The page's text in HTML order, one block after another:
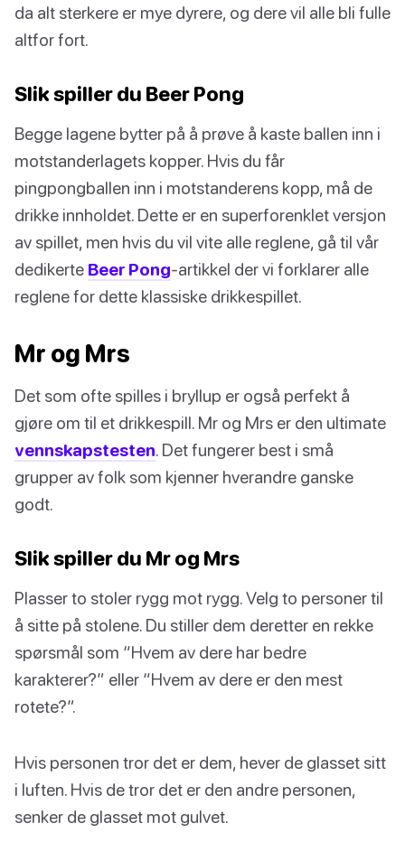
da alt sterkere er mye dyrere, og dere vil alle bli fulle
altfor fort.
Slik spiller du Beer Pong
Begge lagene bytter på å prøve å kaste ballen inn i
motstanderlagets kopper. Hvis du får
pingpongballen inn i motstanderens kopp, må de
drikke innholdet. Dette er en superforenklet versjon
av spillet, men hvis du vil vite alle reglene, gå til vår
dedikerte Beer Pong-artikkel der vi forklarer alle
reglene for dette klassiske drikkespillet.
Mr og Mrs
Det som ofte spilles i bryllup er også perfekt å
gjøre om til et drikkespill. Mr og Mrs er den ultimate
vennskapstesten. Det fungerer best i små
grupper av folk som kjenner hverandre ganske
godt.
Slik spiller du Mr og Mrs
Plasser to stoler rygg mot rygg. Velg to personer til
å sitte på stolene. Du stiller dem deretter en rekke
spørsmål som “Hvem av dere har bedre
karakterer?” eller “Hvem av dere er den mest
rotete?”.
Hvis personen tror det er dem, hever de glasset sitt
i luften. Hvis de tror det er den andre personen,
senker de glasset mot gulvet.